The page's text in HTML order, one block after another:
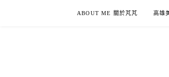
ABOUT ME 關於芃芃 高雄